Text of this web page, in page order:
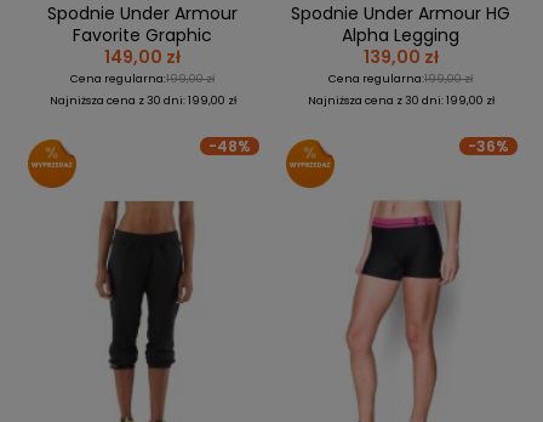
Spodnie Under Armour
Favorite Graphic
149,00 zł
Cena regularna:199,00 zł
Najniższa cena z 30 dni: 199,00 zł
Spodnie Under Armour HG
Alpha Legging
139,00 zł
Cena regularna:199,00 zł
Najniższa cena z 30 dni: 199,00 zł
-48% -36%